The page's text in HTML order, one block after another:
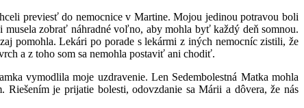
previesť do nemocnice v Martine. Mojou jedinou potravou boli
zobrať náhradné voľno, aby mohla byť každý deň somnou.
pomohla. Lekári po porade s lekármi z iných nemocníc zistili, že
a z toho som sa nemohla postaviť ani chodiť.
vymodlila moje uzdravenie. Len Sedembolestná Matka mohla
je prijatie bolesti, odovzdanie sa Márii a dôvera, že nás